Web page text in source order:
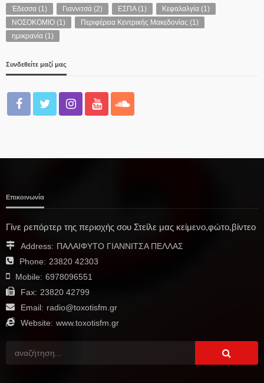
Έδεσσα (1) Γιαννιτσά (2) ΕΣΠΑ(1) Κεφαλαλγία (1)
ΝΟΣΟΚΟΜΙΟ (1) Περιφέρεια Κεντρικής Μακεδονίας (1)
ημικρανία (1)
Συνδεθείτε μαζί μας
Επικοινωνία
Γίνε ρεπόρτερ της περιοχής σου Στείλε μας κείμενο,φώτο,βίντεο
Address: ΠΑΛΑΙΦΥΤΟ ΓΙΑΝΝΙΤΣΑ ΠΕΛΛΑΣ
Phone: 23820 42303
Mobile: 6978096551
Fax: 23820 42799
Email: radio@toxotisfm.gr
Website: www.toxotisfm.gr